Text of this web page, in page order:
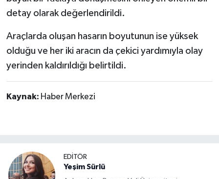
detay olarak değerlendirildi.
Araçlarda oluşan hasarın boyutunun ise yüksek
olduğu ve her iki aracın da çekici yardımıyla olay
yerinden kaldırıldığı belirtildi.
Kaynak: Haber Merkezi
EDİTÖR
Yeşim Sürlü